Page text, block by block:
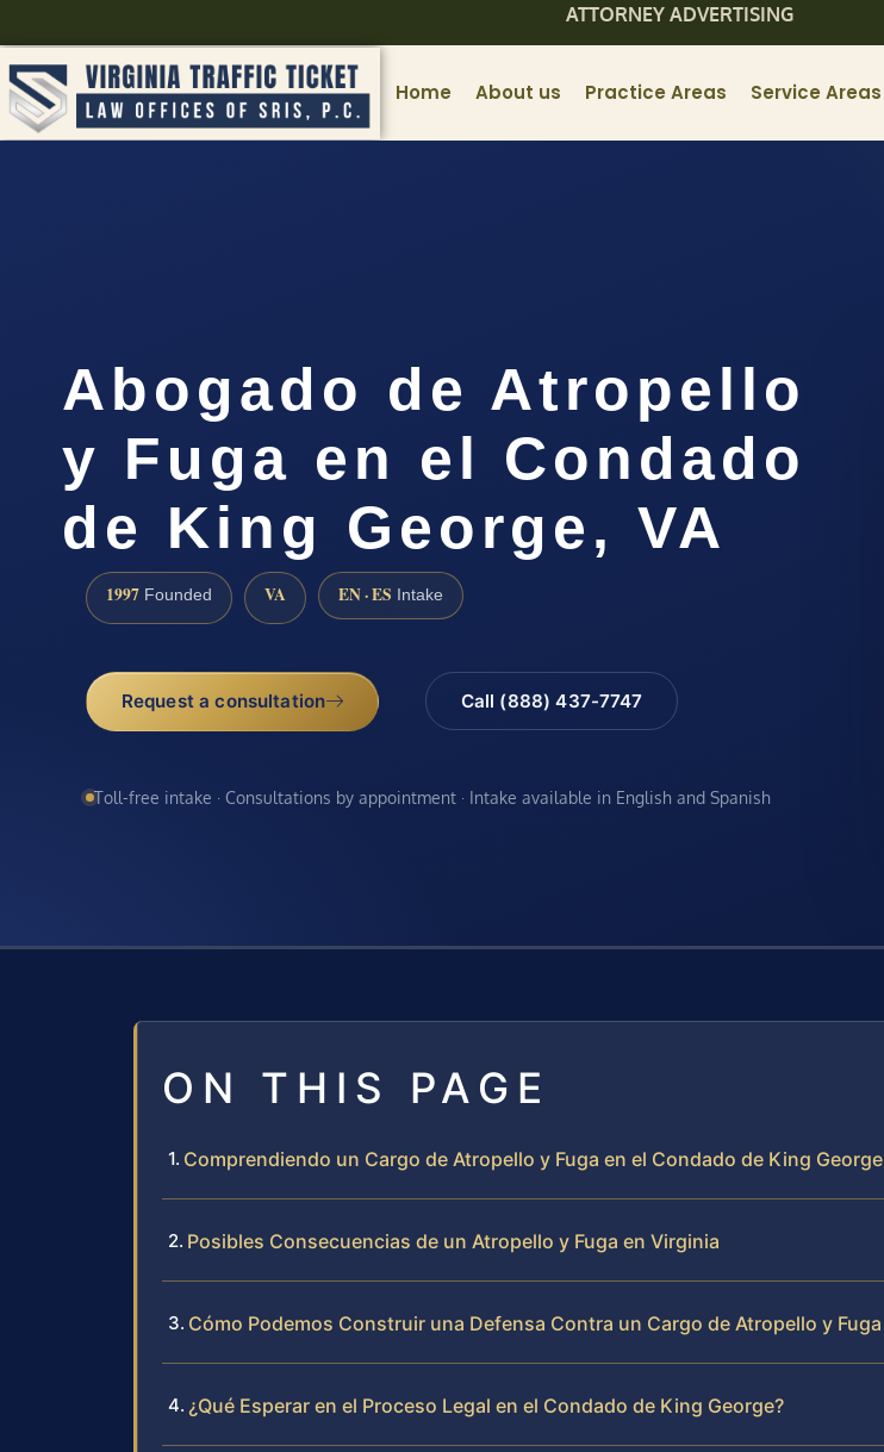
ATTORNEY ADVERTISING
Home About us Practice Areas Service Areas
Abogado de Atropello
y Fuga en el Condado
de King George, VA
1997 Founded VA EN · ES Intake
Request a consultation Call (888) 437-7747
Toll-free intake · Consultations by appointment · Intake available in English and Spanish
ON THIS PAGE
Comprendiendo un Cargo de Atropello y Fuga en el Condado de King George
Posibles Consecuencias de un Atropello y Fuga en Virginia
Cómo Podemos Construir una Defensa Contra un Cargo de Atropello y Fuga
¿Qué Esperar en el Proceso Legal en el Condado de King George?